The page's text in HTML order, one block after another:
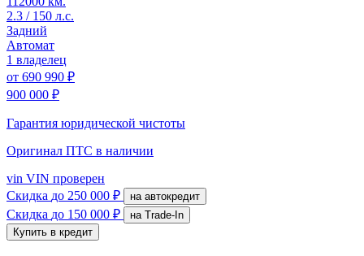
2.3 / 150 л.с.
Задний
Автомат
1 владелец
от 690 990 ₽
900 000 ₽
Гарантия юридической чистоты
Оригинал ПТС в наличии
vin VIN проверен
Скидка до 250 000 ₽ на автокредит
Скидка до 150 000 ₽
на Trade-In
Купить в кредит